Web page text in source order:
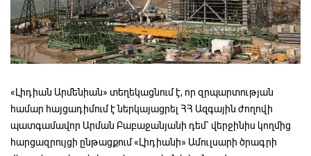
«Լիդիան Արմենիան» տեղեկացնում է, որ զրպարտության
համար հայցադիմում է ներկայացրել ՀՀ Ազգային ժողովի
պատգամավոր Արման Բաբաջանյանի դեմ` վերջինիս կողմից
հարցազրույցի ընթացքում «Լիդիանի» Ամուլսարի ծրագրի